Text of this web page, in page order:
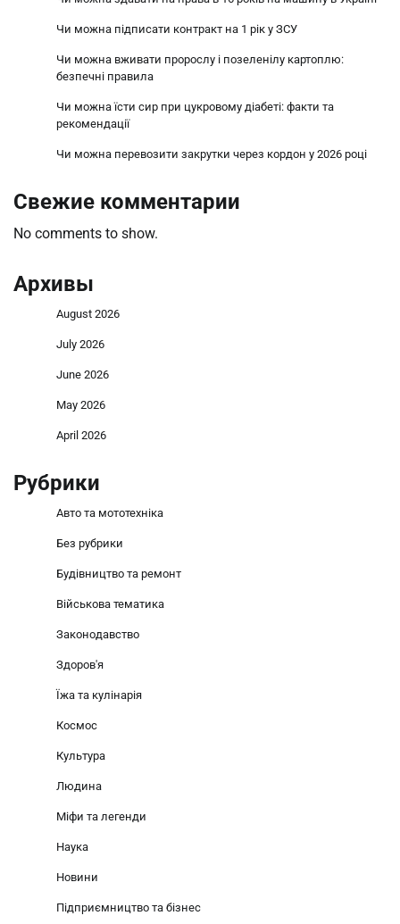
Чи можна підписати контракт на 1 рік у ЗСУ
Чи можна вживати пророслу і позеленілу картоплю:
безпечні правила
Чи можна їсти сир при цукровому діабеті: факти та
рекомендації
Чи можна перевозити закрутки через кордон у 2026 році
Свежие комментарии
No comments to show.
Архивы
August 2026
July 2026
June 2026
May 2026
April 2026
Рубрики
Авто та мототехніка
Без рубрики
Будівництво та ремонт
Військова тематика
Законодавство
Здоров'я
Їжа та кулінарія
Космос
Культура
Людина
Міфи та легенди
Наука
Новини
Підприємництво та бізнес